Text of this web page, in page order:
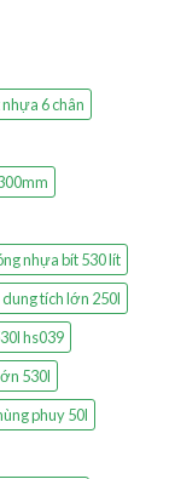
6 chân
nhựa bít 530 lít
tích lớn 250l
hs039
530l
phuy 50l